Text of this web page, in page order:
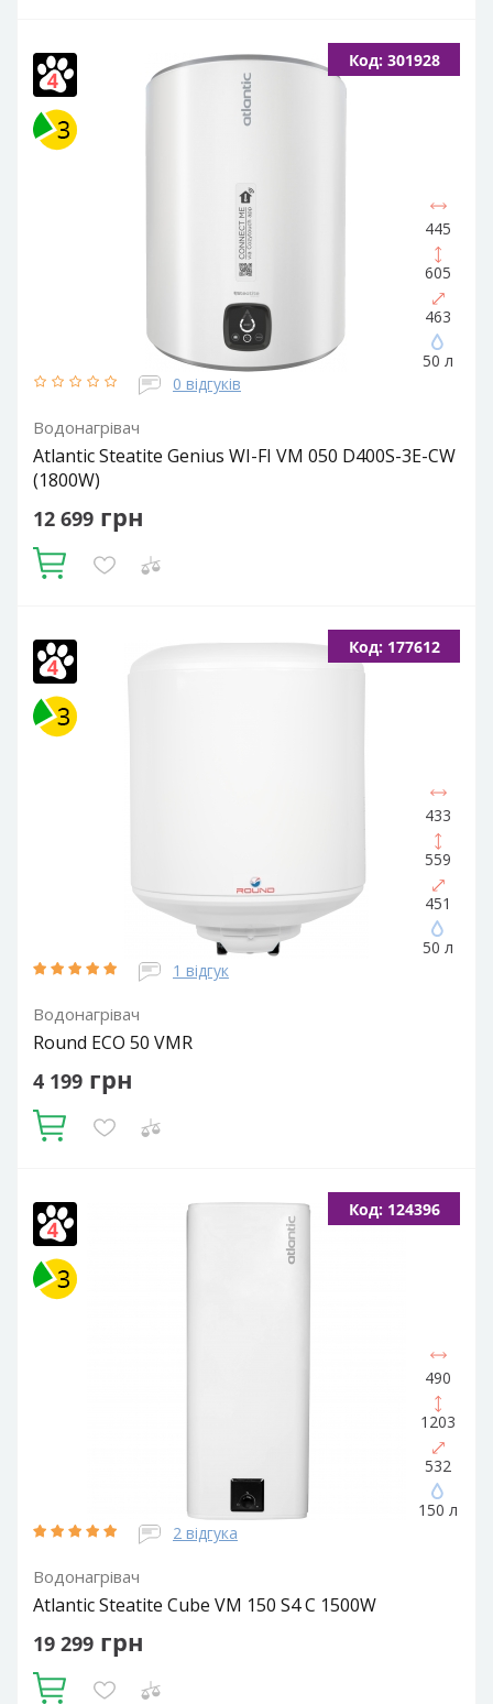
Вертикальне Тип ТЕНа:
Мокрий
Потужність ТЕНа, Вт:1500 Тип водонагрівача:
Електричний накопичувальний
Форма водонагрівача:
Циліндрична
Код: 301928
445
605
463
50 л
0 відгуків
Водонагрівач
Atlantic Steatite Genius WI-FI VM 050 D400S-3E-CW
(1800W)
12 699 грн
Купити
Вертикальне Тип ТЕНа:
Сухий
Потужність ТЕНа, Вт:
Тип водонагрівача:
Електричний накопичувальний
Форма водонагрівача:
Циліндрична
Код: 177612
433
559
451
50 л
1 відгук
Водонагрівач
Round ECO 50 VMR
4 199 грн
Купити
Вертикальне Тип ТЕНа:
Мокрий
Потужність ТЕНа, Вт:
Тип водонагрівача:
Електричний накопичувальний
Форма водонагрівача:
Циліндрична
Код: 124396
490
1203
532
150 л
2 відгука
Водонагрівач
Atlantic Steatite Cube VM 150 S4 C 1500W
19 299 грн
Купити